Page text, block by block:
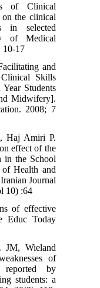
of Clinical
on the clinical
in selected
of Medical
10-17
and
Clinical Skills
Year Students
Midwifery].
2008; 7
Haj Amiri P.
on effect of the
in the School
of Health and
Iranian Journal
10) :64
of effective
Educ Today
JM, Wieland
of
reported by
students: a